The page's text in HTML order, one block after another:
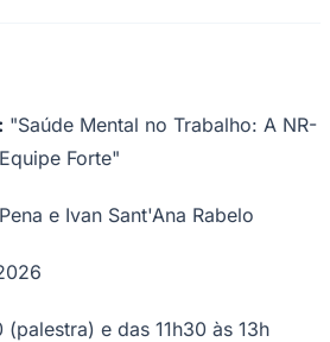
"Saúde Mental no Trabalho: A NR-
Forte"
e Ivan Sant'Ana Rabelo
(palestra) e das 11h30 às 13h